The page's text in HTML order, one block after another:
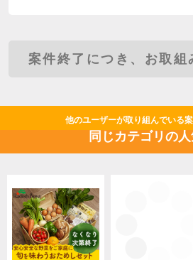
案件終了につき、お取組
他のユーザーが取り組んでいる
同じカテゴリの